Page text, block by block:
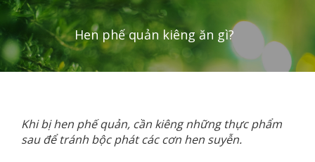
Hen phế quản kiêng ăn gì?
Khi bị hen phế quản, cần kiêng những thực phẩm
sau để tránh bộc phát các cơn hen suyễn.